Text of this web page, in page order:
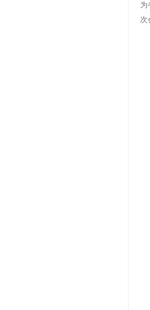
为
次